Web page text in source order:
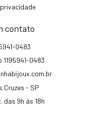
contato
0483
0483
Cruzes - SP
das 9h às 18h